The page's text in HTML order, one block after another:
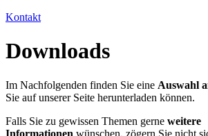
Kontakt
Downloads
Im Nachfolgenden finden Sie eine Auswahl
Sie auf unserer Seite herunterladen können.
Falls Sie zu gewissen Themen gerne weitere
Informationen wünschen, zögern Sie nicht